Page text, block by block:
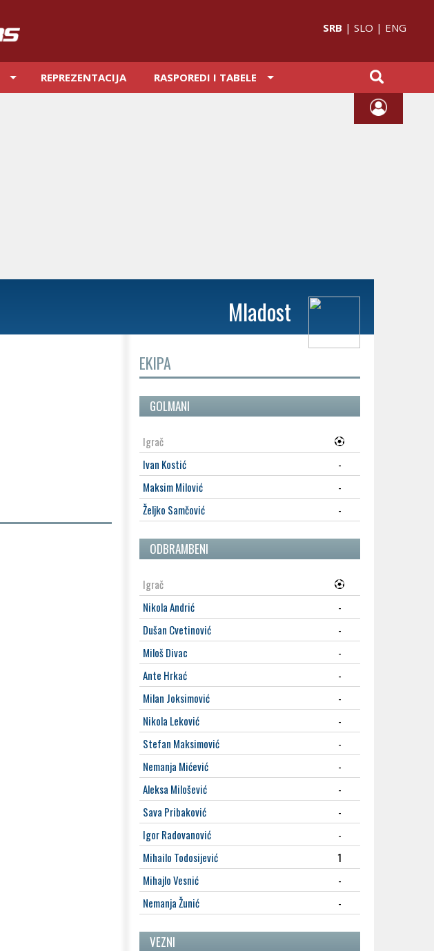
SRB | SLO | ENG
REPREZENTACIJA RASPOREDI I TABELE
EKIPA
GOLMANI
Igrač
Ivan Kostić
-
Maksim Milović
-
Željko Samčović
-
ODBRAMBENI
Igrač
Nikola Andrić
-
Dušan Cvetinović
-
Miloš Divac
-
Ante Hrkać
-
Milan Joksimović
-
Nikola Leković
-
Stefan Maksimović
-
Nemanja Mićević
-
Aleksa Milošević
-
Sava Pribaković
-
Igor Radovanović
-
Mihailo Todosijević
1
Mihajlo Vesnić
-
Nemanja Žunić
-
VEZNI
Mladost